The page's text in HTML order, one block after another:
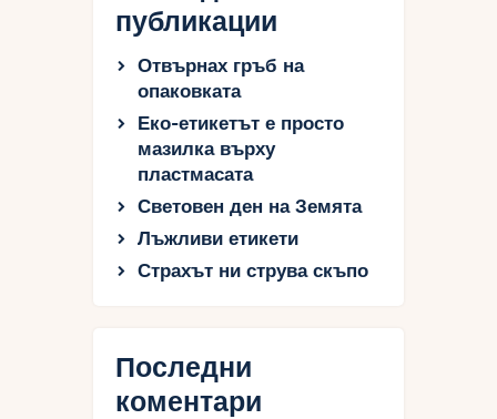
публикации
Отвърнах гръб на
опаковката
Еко-етикетът е просто
мазилка върху
пластмасата
Световен ден на Земята
Лъжливи етикети
Страхът ни струва скъпо
Последни
коментари